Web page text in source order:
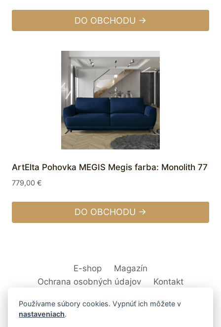
DO OBCHODU →
ArtElta Pohovka MEGIS Megis farba: Monolith 77
779,00 €
DO OBCHODU →
E-shop
Magazín
Ochrana osobných údajov
Kontakt
Používame súbory cookies. Vypnúť ich môžete v
nastaveniach.